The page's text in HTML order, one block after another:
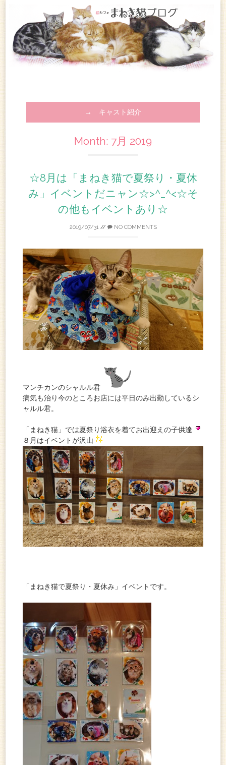
→ キャスト紹介
Month: 7月 2019
☆8月は「まねき猫で夏祭り・夏休
み」イベントだニャン☆>^_^<☆そ
の他もイベントあり☆
2019/07/31// NO COMMENTS
マンチカンのシャルル君
病気も治り今のところお店には平日のみ出勤しているシ
ャルル君。
「まねき猫」では夏祭り浴衣を着てお出迎えの子供達
８月はイベントが沢山
「まねき猫で夏祭り・夏休み」イベントです。